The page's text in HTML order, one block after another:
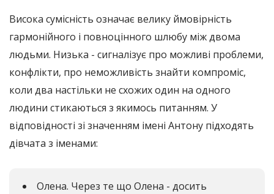
Висока сумісність означає велику ймовірність
гармонійного і повноцінного шлюбу між двома
людьми. Низька - сигналізує про можливі проблеми,
конфлікти, про неможливість знайти компроміс,
коли два настільки не схожих один на одного
людини стикаються з якимось питанням. У
відповідності зі значенням імені Антону підходять
дівчата з іменами:
Олена. Через те що Олена - досить